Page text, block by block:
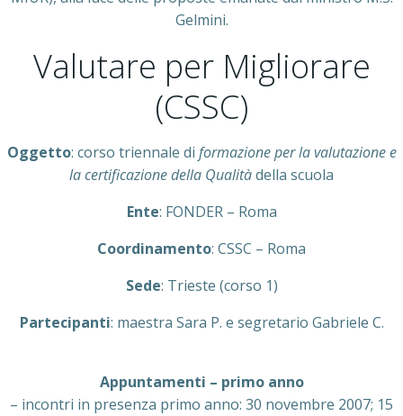
Gelmini.
Valutare per Migliorare
(CSSC)
Oggetto: corso triennale di formazione per la valutazione e
la certificazione della Qualitàdella scuola
Ente: FONDER – Roma
Coordinamento: CSSC – Roma
Sede: Trieste (corso 1)
Partecipanti: maestra Sara P. e segretario Gabriele C.
Appuntamenti – primo anno
– incontri in presenza primo anno: 30 novembre 2007; 15